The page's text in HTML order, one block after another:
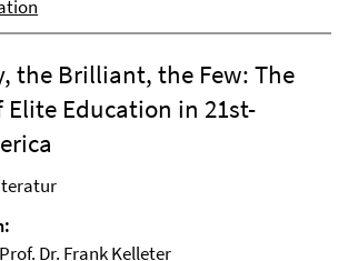
the Brilliant, the Few: The
Elite Education in 21st-
Dr. Frank Kelleter